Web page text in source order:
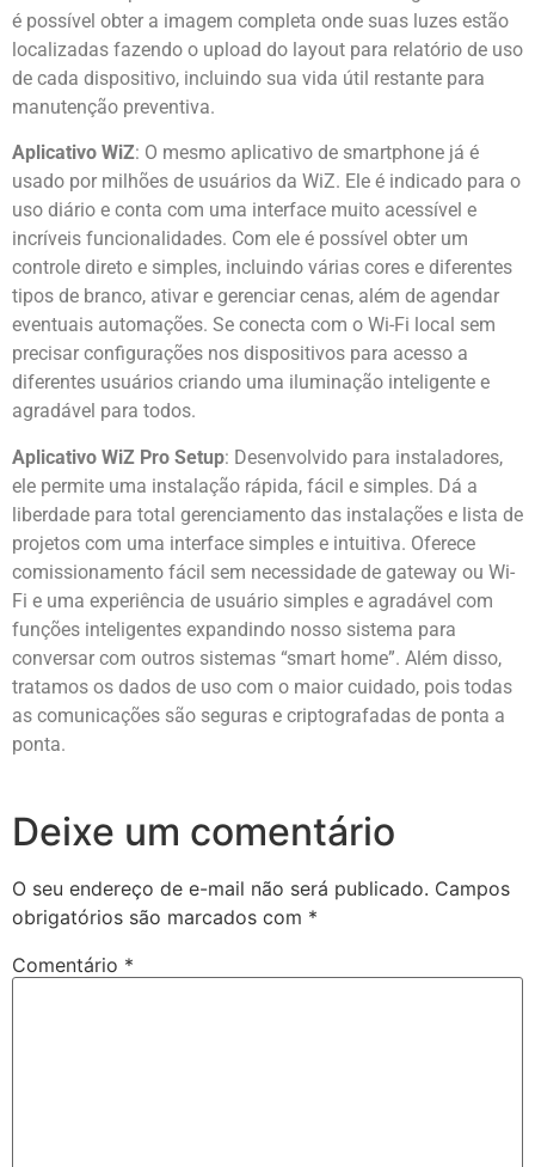
é possível obter a imagem completa onde suas luzes estão
localizadas fazendo o upload do layout para relatório de uso
de cada dispositivo, incluindo sua vida útil restante para
manutenção preventiva.
Aplicativo WiZ: O mesmo aplicativo de smartphone já é
usado por milhões de usuários da WiZ. Ele é indicado para o
uso diário e conta com uma interface muito acessível e
incríveis funcionalidades. Com ele é possível obter um
controle direto e simples, incluindo várias cores e diferentes
tipos de branco, ativar e gerenciar cenas, além de agendar
eventuais automações. Se conecta com o Wi-Fi local sem
precisar configurações nos dispositivos para acesso a
diferentes usuários criando uma iluminação inteligente e
agradável para todos.
Aplicativo WiZ Pro Setup: Desenvolvido para instaladores,
ele permite uma instalação rápida, fácil e simples. Dá a
liberdade para total gerenciamento das instalações e lista de
projetos com uma interface simples e intuitiva. Oferece
comissionamento fácil sem necessidade de gateway ou Wi-
Fi e uma experiência de usuário simples e agradável com
funções inteligentes expandindo nosso sistema para
conversar com outros sistemas “smart home”. Além disso,
tratamos os dados de uso com o maior cuidado, pois todas
as comunicações são seguras e criptografadas de ponta a
ponta.
Deixe um comentário
O seu endereço de e-mail não será publicado. Campos
obrigatórios são marcados com *
Comentário *